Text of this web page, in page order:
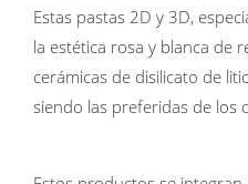
Estas pastas 2D y 3D,
la estética rosa y blanca de
cerámicas de disilicato de
siendo las preferidas de los